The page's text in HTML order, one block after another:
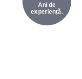
Ani de
experiență.